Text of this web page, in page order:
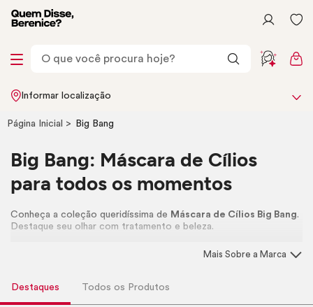
Informar localização
Página Inicial Big Bang
Big Bang: Máscara de Cílios
para todos os momentos
Conheça a coleção queridíssima de Máscara de Cílios Big Bang.
Destaque seu olhar com tratamento e beleza.
Mais Sobre a Marca
Destaques Todos os Produtos